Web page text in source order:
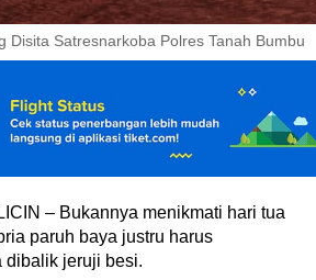
Disita Satresnarkoba Polres Tanah Bumbu
– Bukannya menikmati hari tua
paruh baya justru harus
dibalik jeruji besi.